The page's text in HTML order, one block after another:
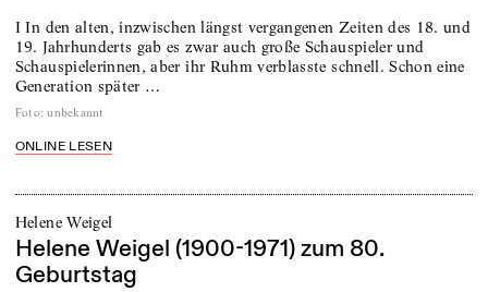
I In den alten, inzwischen längst vergangenen Zeiten des 18. und
19. Jahrhunderts gab es zwar auch große Schauspieler und
Schauspielerinnen, aber ihr Ruhm verblasste schnell. Schon eine
Generation später …
Foto: unbekannt
ONLINE LESEN
Helene Weigel
Helene Weigel (1900-1971) zum 80.
Geburtstag